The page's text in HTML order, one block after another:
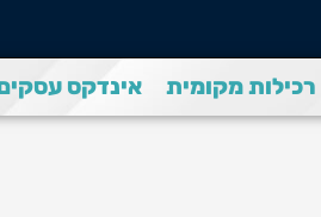
רכילות מקומית אינדקס